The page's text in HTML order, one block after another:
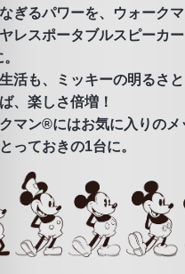
ぎるパワーを、ウォーク
レスポータブルスピーカ
活も、ミッキーの明るさ
、楽しさ倍増！
マン®にはお気に入りのメ
っておきの1台に。